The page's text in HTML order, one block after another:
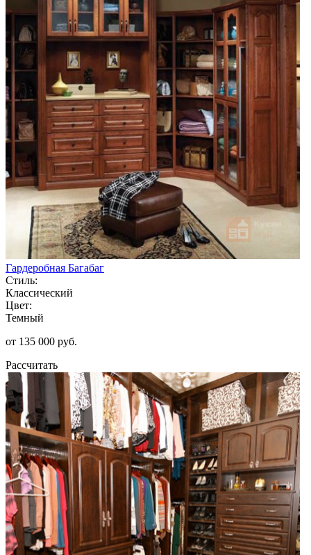
Гардеробная Багабаг
Стиль:
Классический
Цвет:
Темный
от 135 000 руб.
Рассчитать